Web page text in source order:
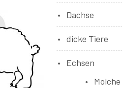
Dachse
dicke Tiere
Echsen
Molche